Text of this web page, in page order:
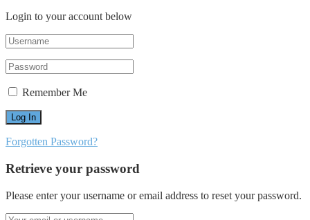
Login to your account below
Remember Me
Forgotten Password?
Retrieve your password
Please enter your username or email address to reset your password.